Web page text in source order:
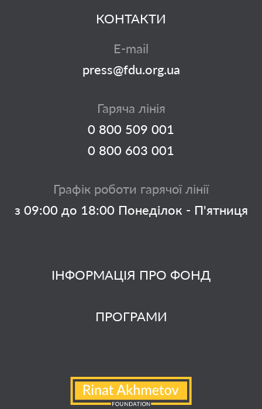
ІНФОРМАЦІЯ ПРО ФОНД
ПРОГРАМИ
КОНТАКТИ
E-mail
press@fdu.org.ua
Гаряча лінія
0 800 509 001
0 800 603 001
Графік роботи гарячої лінії
з 09:00 до 18:00 Понеділок - П'ятниця